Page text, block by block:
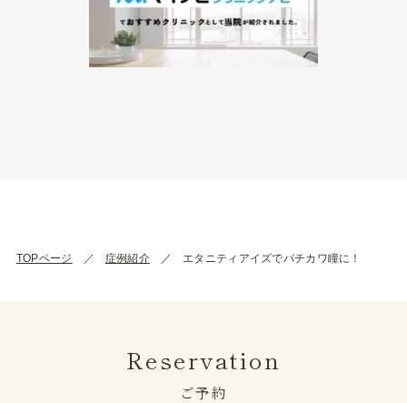
TOPページ 症例紹介 エタニティアイズでパチカワ瞳に！
Reservation
ご予約